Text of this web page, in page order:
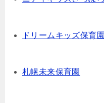
ドリームキッズ保育園
札幌未来保育園